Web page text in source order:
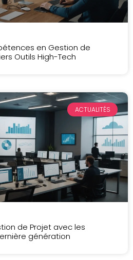
en Gestion de
Outils High-Tech
ACTUALITÉS
de Projet avec les
génération